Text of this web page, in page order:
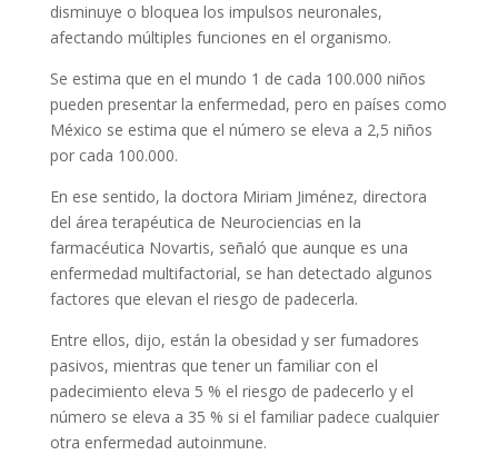
disminuye o bloquea los impulsos neuronales,
afectando múltiples funciones en el organismo.
Se estima que en el mundo 1 de cada 100.000 niños
pueden presentar la enfermedad, pero en países como
México se estima que el número se eleva a 2,5 niños
por cada 100.000.
En ese sentido, la doctora Miriam Jiménez, directora
del área terapéutica de Neurociencias en la
farmacéutica Novartis, señaló que aunque es una
enfermedad multifactorial, se han detectado algunos
factores que elevan el riesgo de padecerla.
Entre ellos, dijo, están la obesidad y ser fumadores
pasivos, mientras que tener un familiar con el
padecimiento eleva 5 % el riesgo de padecerlo y el
número se eleva a 35 % si el familiar padece cualquier
otra enfermedad autoinmune.